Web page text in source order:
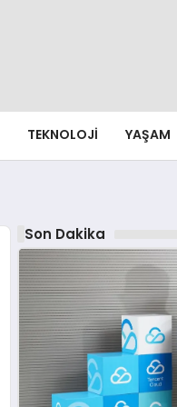
TEKNOLOJI YAŞAM
Son Dakika